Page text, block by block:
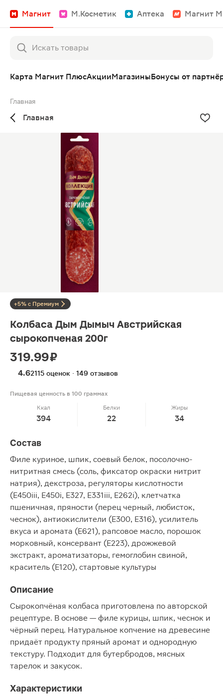
Магнит М.Косметик Аптека Магнит
Карта Магнит ПлюсАкцииМагазиныБонусы от
Главная
Главная
+5% с Премиум
Колбаса Дым Дымыч Австрийская
сырокопченая 200г
319.99 ₽
4.62115 оценок · 149 отзывов
Пищевая ценность в 100 граммах
Ккал
394
Белки
22
Жиры
34
Состав
Филе куриное, шпик, соевый белок, посолочно-
нитритная смесь (соль, фиксатор окраски нитрит
натрия), декстроза, регуляторы кислотности
(Е450iii, Е450i, Е327, Е331iii, Е262i), клетчатка
пшеничная, пряности (перец черный, любисток,
чеснок), антиокислители (Е300, Е316), усилитель
вкуса и аромата (Е621), рапсовое масло, порошок
морковный, консервант (Е223), дрожжевой
экстракт, ароматизаторы, гемоглобин свиной,
краситель (Е120), стартовые культуры
Описание
Сырокопчёная колбаса приготовлена по авторской
рецептуре. В основе — филе курицы, шпик, чеснок и
чёрный перец. Натуральное копчение на древесине
придаёт продукту пряный аромат и однородную
текстуру. Подходит для бутербродов, мясных
тарелок и закусок.
Характеристики